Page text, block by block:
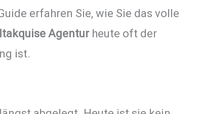
erfahren Sie, wie Sie das volle
Agenturheute oft der
ist.